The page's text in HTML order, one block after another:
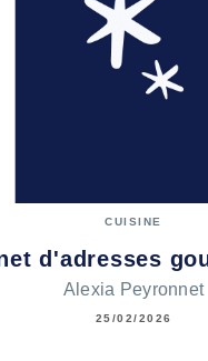
CUISINE
d'adresses
Alexia Peyronnet
25/02/2026